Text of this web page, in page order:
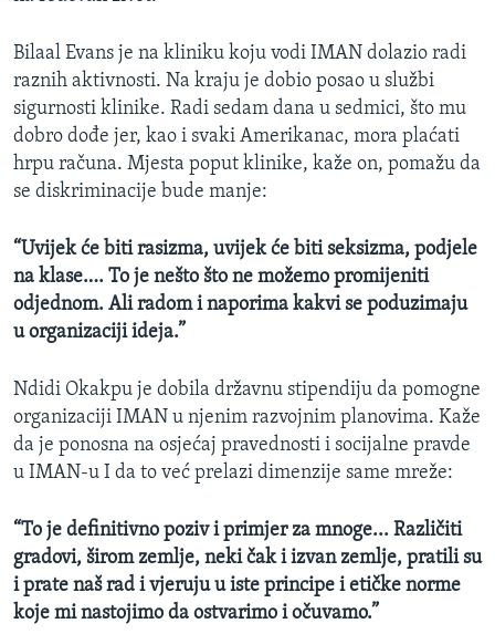
Bilaal Evans je na kliniku koju vodi IMAN dolazio radi
raznih aktivnosti. Na kraju je dobio posao u službi
sigurnosti klinike. Radi sedam dana u sedmici, što mu
dobro dođe jer, kao i svaki Amerikanac, mora plaćati
hrpu računa. Mjesta poput klinike, kaže on, pomažu da
se diskriminacije bude manje:
“Uvijek će biti rasizma, uvijek će biti seksizma, podjele
na klase…. To je nešto što ne možemo promijeniti
odjednom. Ali radom i naporima kakvi se poduzimaju
u organizaciji ideja.”
Ndidi Okakpu je dobila državnu stipendiju da pomogne
organizaciji IMAN u njenim razvojnim planovima. Kaže
da je ponosna na osjećaj pravednosti i socijalne pravde
u IMAN-u I da to već prelazi dimenzije same mreže:
“To je definitivno poziv i primjer za mnoge... Različiti
gradovi, širom zemlje, neki čak i izvan zemlje, pratili su
i prate naš rad i vjeruju u iste principe i etičke norme
koje mi nastojimo da ostvarimo i očuvamo.”